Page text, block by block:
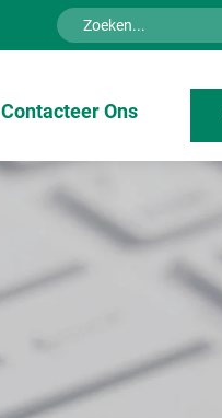
Contacteer Ons